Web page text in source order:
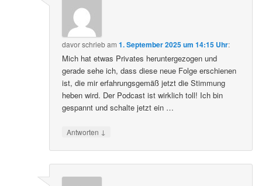
davorschriebam1. September 2025 um 14:15 Uhr:
Mich hat etwas Privates heruntergezogen und
gerade sehe ich, dass diese neue Folge erschienen
ist, die mir erfahrungsgemäß jetzt die Stimmung
heben wird. Der Podcast ist wirklich toll! Ich bin
gespannt und schalte jetzt ein …
Antworten ↓